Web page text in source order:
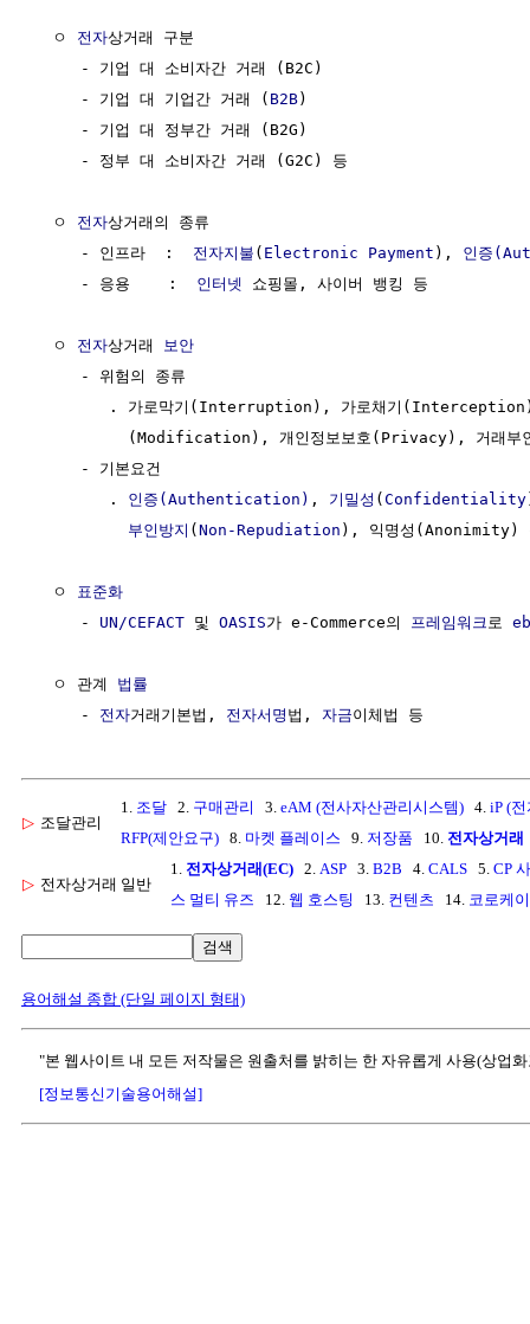
  ㅇ
전자상거래 구분
     - 기업 대 소비자간 거래 (B2C)
     - 기업 대 기업간 거래 (
B2B)
     - 기업 대 정부간 거래 (B2G)
     - 정부 대 소비자간 거래 (G2C) 등
  ㅇ
전자상거래의 종류
     - 인프라  :
전자지불 ( Electronic Payment ), 인증
     - 응용    :
인터넷 쇼핑몰, 사이버 뱅킹 등
  ㅇ
전자상거래
보안
     - 위험의 종류
. 가로막기(Interruption), 가로채기
(Modification), 개인정보보호(Privacy), 거래부
     - 기본요건
        .
인증(Authentication) , 기밀성 (Confidentiality
부인방지 (Non-Repudiation ), 익명성(Anonimity)
  ㅇ
표준화
     -
UN/CEFACT 및 OASIS가 e-Commerce의 프레임워크 로
  ㅇ 관계
법률
     -
전자거래기본법, 전자서명 법, 자금
▷ 조달관리
1. 조달 2. 구매관리 3. eAM (전사자산관리시스템) 4. iP (
RFP(제안요구) 8. 마켓 플레이스 9. 저장품 10. 전자상거래
▷ 전자상거래 일반
1. 전자상거래(EC) 2. ASP 3. B2B 4. CALS 5. CP
스 멀티 유즈 12. 웹 호스팅 13. 컨텐츠 14. 코로케
검색
용어해설 종합 (단일 페이지 형태)
"본 웹사이트 내 모든 저작물은 원출처를 밝히는 한 자유롭게 사용(상업
[정보통신기술용어해설]